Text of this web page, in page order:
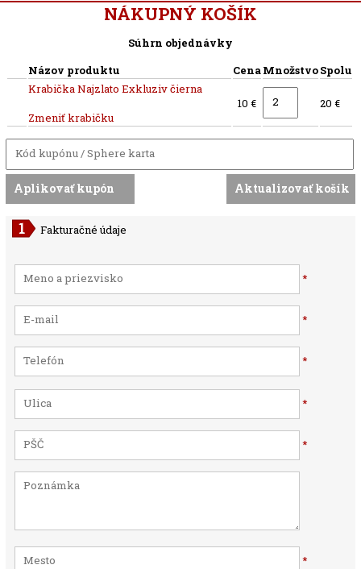
NÁKUPNÝ KOŠÍK
Súhrn objednávky
Názov produktu
CenaMnožstvoSpolu
Krabička Najzlato Exkluziv čierna
Zmeniť krabičku
10 € 20 €
Fakturačné údaje
*
*
*
*
*
*